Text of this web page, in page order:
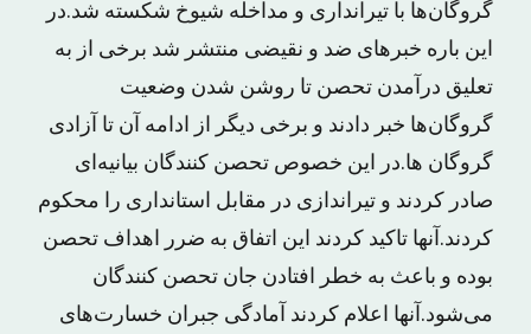
گروگان‌ها با تیرانداری و مداخله شیوخ شکسته شد.در
این باره خبرهای ضد و نقیضی منتشر شد برخی از به
تعلیق درآمدن تحصن تا روشن شدن وضعیت
گروگان‌ها خبر دادند و برخی دیگر از ادامه آن تا آزادی
گروگان ها.در این خصوص تحصن کنندگان بیانیه‌ای
صادر کردند و تیراندازی در مقابل استانداری را محکوم
کردند.آنها تاکید کردند این اتفاق به ضرر اهداف تحصن
بوده و باعث به خطر افتادن جان تحصن کنندگان
می‌شود.آنها اعلام کردند آمادگی جبران خسارت‌های